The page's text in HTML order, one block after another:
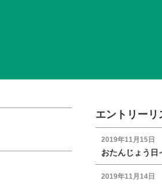
エントリーリ
2019年11月15日
おたんじょう日
2019年11月14日